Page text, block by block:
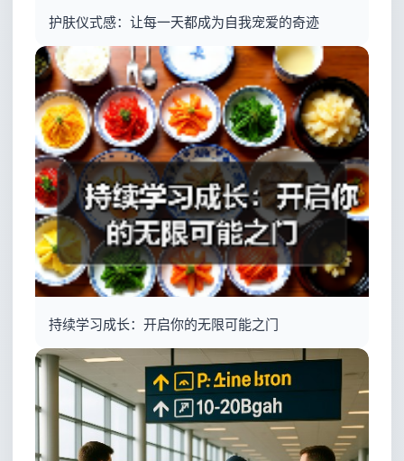
护肤仪式感：让每一天都成为自我宠爱的奇迹
持续学习成长：开启你的无限可能之门